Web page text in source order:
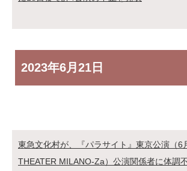
2023年6月21日
東急文化村が、『パラサイト』東京公演（6
THEATER MILANO-Za）公演関係者に体調